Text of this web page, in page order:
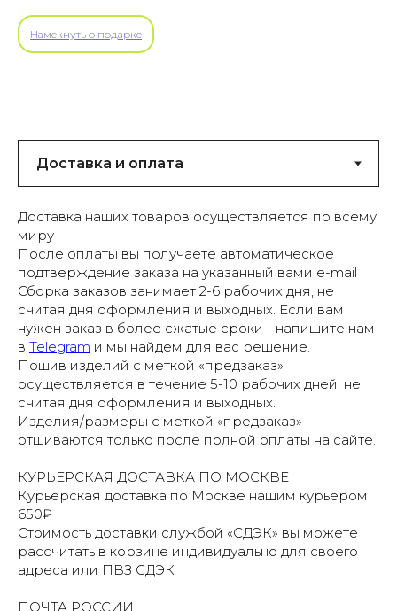
Намекнуть о подарке
Доставка наших товаров осуществляется по всему
миру
После оплаты вы получаете автоматическое
подтверждение заказа на указанный вами e-mail
Сборка заказов занимает 2-6 рабочих дня, не
считая дня оформления и выходных. Если вам
нужен заказ в более сжатые сроки - напишите нам
в Telegram и мы найдем для вас решение.
Пошив изделий с меткой «предзаказ»
осуществляется в течение 5-10 рабочих дней, не
считая дня оформления и выходных.
Изделия/размеры с меткой «предзаказ»
отшиваются только после полной оплаты на сайте.
КУРЬЕРСКАЯ ДОСТАВКА ПО МОСКВЕ
Курьерская доставка по Москве нашим курьером
650₽
Стоимость доставки службой «СДЭК» вы можете
рассчитать в корзине индивидуально для своего
адреса или ПВЗ СДЭК
ПОЧТА РОССИИ